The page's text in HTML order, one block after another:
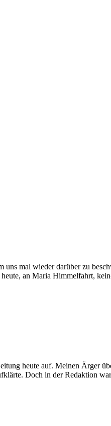
mal wieder darüber zu
an Maria Himmelfahrt,
heute auf. Meinen Ärger
Doch in der Redaktion